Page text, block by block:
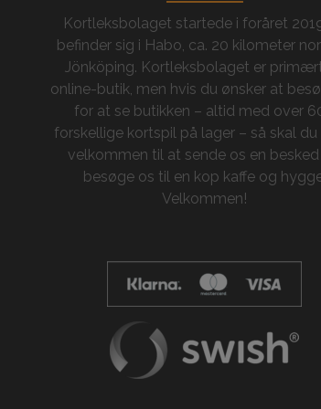
Kortleksbolaget startede i foråret
befinder sig i Habo, ca. 20 kilometer
Jönköping. Kortleksbolaget er
online-butik, men hvis du ønsker at
for at se butikken – altid med over
forskellige kortspil på lager – så skal
velkommen til at sende os en
besøge os til en kop kaffe og
Velkommen!